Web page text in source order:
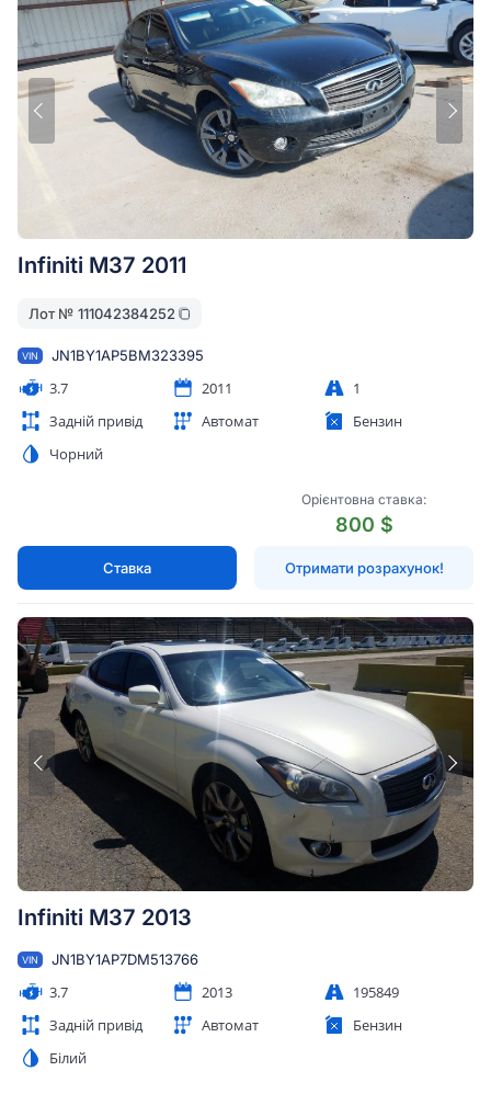
Infiniti M37 2011
Лот № 111042384252
VIN JN1BY1AP5BM323395
3.7 2011
1
Задній привід
Автомат
Бензин
Чорний
Орієнтовна ставка:
800 $
Ставка Отримати розрахунок!
Infiniti M37 2013
VIN JN1BY1AP7DM513766
3.7 2013
195849
Задній привід
Автомат
Бензин
Білий